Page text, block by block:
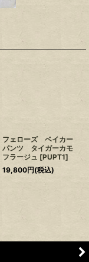
フェローズ ベイカー
パンツ タイガーカモ
フラージュ [PUPT1]
19,800円(税込)